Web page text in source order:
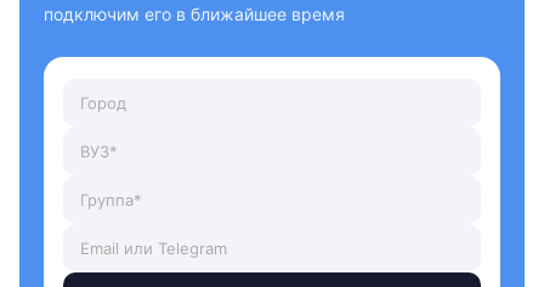
подключим его в ближайшее время